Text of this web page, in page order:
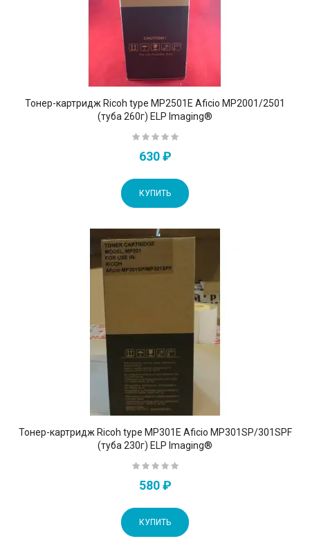
Тонер-картридж Ricoh type MP2501E Aficio MP2001/2501
(туба 260г) ELP Imaging®
630 ₽
КУПИТЬ
Тонер-картридж Ricoh type MP301E Aficio MP301SP/301SPF
(туба 230г) ELP Imaging®
580 ₽
КУПИТЬ